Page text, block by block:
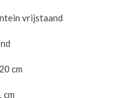
vrijstaand
20 cm
cm